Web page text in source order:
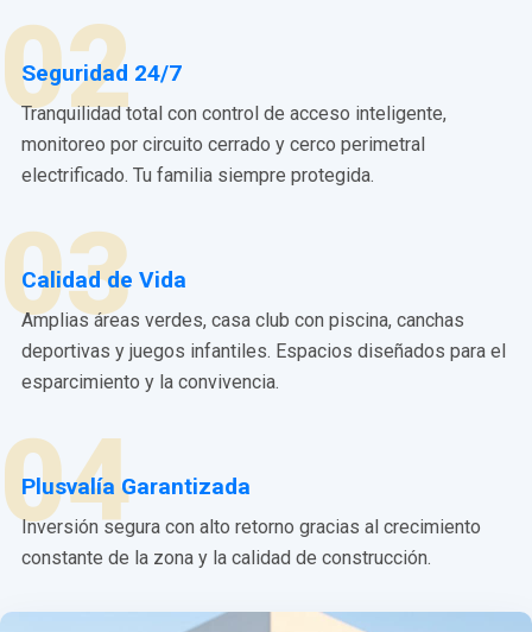
02
Seguridad 24/7
Tranquilidad total con control de acceso inteligente,
monitoreo por circuito cerrado y cerco perimetral
electrificado. Tu familia siempre protegida.
03
Calidad de Vida
Amplias áreas verdes, casa club con piscina, canchas
deportivas y juegos infantiles. Espacios diseñados para el
esparcimiento y la convivencia.
04
Plusvalía Garantizada
Inversión segura con alto retorno gracias al crecimiento
constante de la zona y la calidad de construcción.